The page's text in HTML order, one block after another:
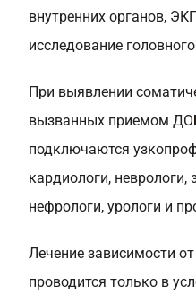
внутренних органов,
исследование
При выявлении
вызванных приемом
подключаются
кардиологи, неврологи,
нефрологи, урологи и
Лечение зависимости
проводится только в